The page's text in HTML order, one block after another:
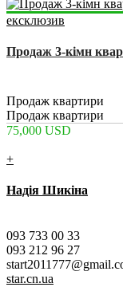
ексклюзив
Продаж 3-кімн
Продаж квартири
Продаж квартири
75,000 USD
+
Надія Шикіна
093 733 00 33
093 212 96 27
star.cn.ua